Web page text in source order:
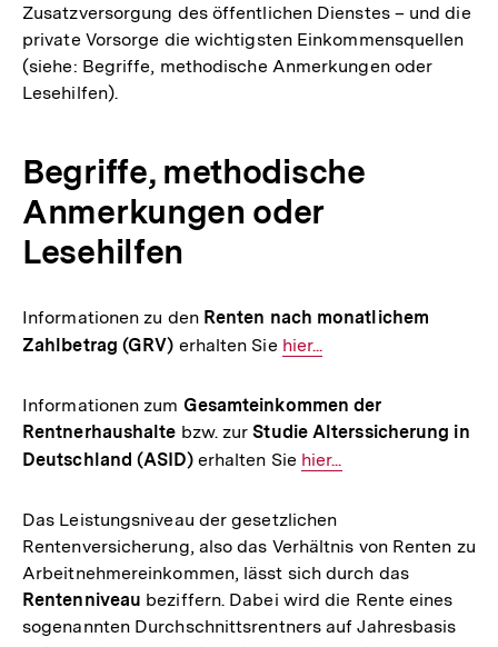
Zusatzversorgung des öffentlichen Dienstes – und die
private Vorsorge die wichtigsten Einkommensquellen
(siehe: Begriffe, methodische Anmerkungen oder
Lesehilfen).
Begriffe, methodische
Anmerkungen oder
Lesehilfen
Informationen zu den Renten nach monatlichem
Zahlbetrag (GRV) erhalten Sie Interner
hier...
Informationen zum Gesamteinkommen der
Rentnerhaushalte bzw. zurStudie Alterssicherung in
Deutschland (ASID)erhalten Sie Interner
hier...
Das Leistungsniveau der gesetzlichen
Rentenversicherung, also das Verhältnis von Renten zu
Arbeitnehmereinkommen, lässt sich durch das
Rentenniveau beziffern. Dabei wird die Rente eines
sogenannten Durchschnittsrentners auf Jahresbasis